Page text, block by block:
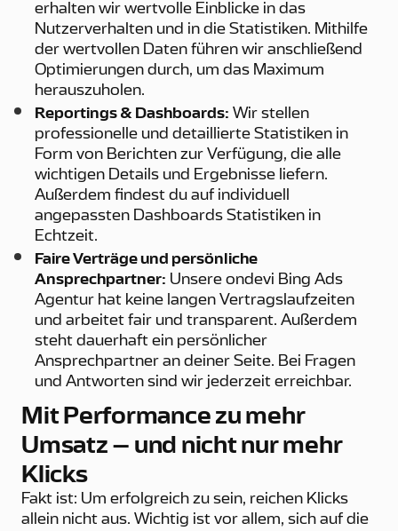
erhalten wir wertvolle Einblicke in das
Nutzerverhalten und in die Statistiken. Mithilfe
der wertvollen Daten führen wir anschließend
Optimierungen durch, um das Maximum
herauszuholen.
Reportings & Dashboards: Wir stellen
professionelle und detaillierte Statistiken in
Form von Berichten zur Verfügung, die alle
wichtigen Details und Ergebnisse liefern.
Außerdem findest du auf individuell
angepassten Dashboards Statistiken in
Echtzeit.
Faire Verträge und persönliche
Ansprechpartner: Unsere ondevi Bing Ads
Agentur hat keine langen Vertragslaufzeiten
und arbeitet fair und transparent. Außerdem
steht dauerhaft ein persönlicher
Ansprechpartner an deiner Seite. Bei Fragen
und Antworten sind wir jederzeit erreichbar.
Mit Performance zu mehr
Umsatz – und nicht nur mehr
Klicks
Fakt ist: Um erfolgreich zu sein, reichen Klicks
allein nicht aus. Wichtig ist vor allem, sich auf die